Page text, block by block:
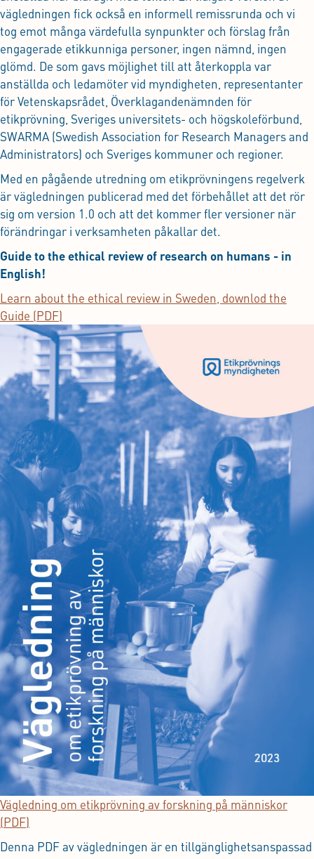
vägledningen fick också en informell remissrunda och vi
tog emot många värdefulla synpunkter och förslag från
engagerade etikkunniga personer, ingen nämnd, ingen
glömd. De som gavs möjlighet till att återkoppla var
anställda och ledamöter vid myndigheten, representanter
för Vetenskapsrådet, Överklagandenämnden för
etikprövning, Sveriges universitets- och högskoleförbund,
SWARMA (Swedish Association for Research Managers and
Administrators) och Sveriges kommuner och regioner.
Med en pågående utredning om etikprövningens regelverk
är vägledningen publicerad med det förbehållet att det rör
sig om version 1.0 och att det kommer fler versioner när
förändringar i verksamheten påkallar det.
Guide to the ethical review of research on humans - in
English!
Learn about the ethical review in Sweden, downlod the
Guide (PDF)
Vägledning om etikprövning av forskning på människor
(PDF)
Denna PDF av vägledningen är en tillgänglighetsanspassad